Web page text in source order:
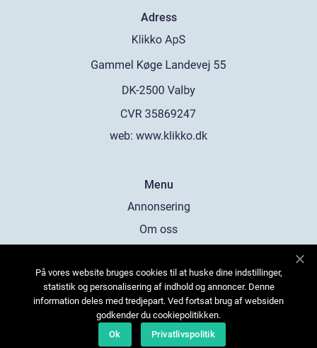
Adress
web: www.klikko.dk
Menu
Annonsering
Om oss
Kontakta oss
Sitemap
På vores website bruges cookies til at huske dine indstillinger,
statistik og personalisering af indhold og annoncer. Denne
information deles med tredjepart. Ved fortsat brug af websiden
godkender du cookiepolitikken.
Ok
Privatlivspolitik